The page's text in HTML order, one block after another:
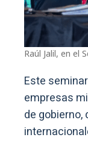
Raúl Jalil, en el
Este
empresas
de